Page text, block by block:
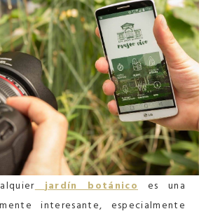
jardín botánicoes una
interesante, especialmente